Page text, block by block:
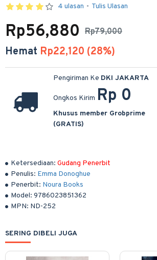
Ketersediaan: Gudang Penerbit
Penulis: Emma Donoghue
Penerbit: Noura Books
Model: 9786023851362
MPN: ND-252
4 ulasan - Tulis Ulasan
Rp79,000
Rp56,880
Hemat Rp22,120 (28%)
Pengiriman Ke DKI JAKARTA
Ongkos Kirim Rp 0
Khusus member Grobprime
(GRATIS)
SERING DIBELI JUGA